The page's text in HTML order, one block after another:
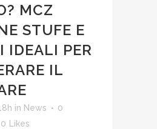
MCZ
STUFE E
IDEALI PER
IL
in News
0
0 Likes